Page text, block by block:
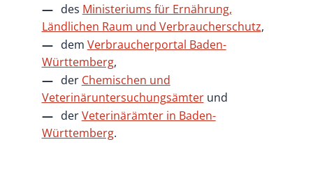
des Ministeriums für Ernährung,
Ländlichen Raum und Verbraucherschutz,
dem Verbraucherportal Baden-
Württemberg,
der Chemischen und
Veterinäruntersuchungsämterund
derVeterinärämter in Baden-
Württemberg.